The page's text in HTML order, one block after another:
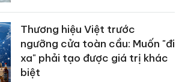
Thương hiệu Việt trước
ngưỡng cửa toàn cầu: Muốn "đi
xa" phải tạo được giá trị khác
biệt